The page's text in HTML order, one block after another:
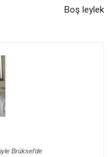
Boş leylek
Brüksel’de